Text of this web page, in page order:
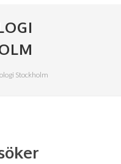
Stockholm